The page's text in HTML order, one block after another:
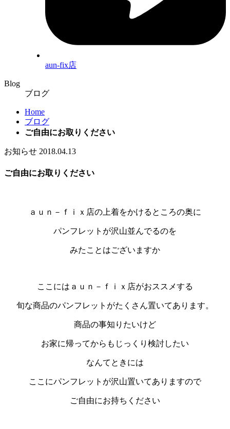
aun-fix店
Blog
ブログ
Home
ブログ
ご自由にお取りください
お知らせ 2018.04.13
ご自由にお取りください
ａｕｎ－ｆｉｘ店の上着をかけるところの奥に
パンフレットが沢山並んでるのを
みたことはございますか
ここにはａｕｎ－ｆｉｘ店がおススメする
旬な商品のパンフレットがたくさん置いてあります。
商品の事知りたいけど
お家に帰ってからもじっくり検討したい
なんてときには
ここにパンフレットが沢山置いてありますので
ご自由にお持ちください